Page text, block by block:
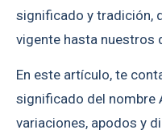
significado y tradición,
vigente hasta nuestros
En este artículo, te
significado del nombre
variaciones, apodos y